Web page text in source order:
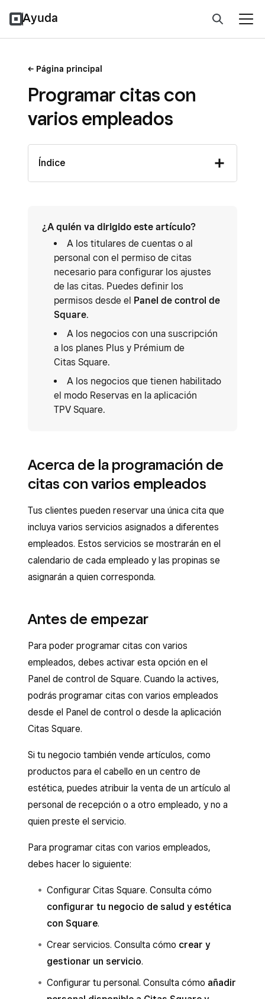
Ayuda
Página principal
Programar citas con
varios empleados
Índice
¿A quién va dirigido este artículo?
A los titulares de cuentas o al
personal con el permiso de citas
necesario para configurar los ajustes
de las citas. Puedes definir los
permisos desde el Panel de control de
Square.
A los negocios con una suscripción
a los planes Plus y Prémium de
Citas Square.
A los negocios que tienen habilitado
el modo Reservas en la aplicación
TPV Square.
Acerca de la programación de
citas con varios empleados
Tus clientes pueden reservar una única cita que
incluya varios servicios asignados a diferentes
empleados. Estos servicios se mostrarán en el
calendario de cada empleado y las propinas se
asignarán a quien corresponda.
Antes de empezar
Para poder programar citas con varios
empleados, debes activar esta opción en el
Panel de control de Square. Cuando la actives,
podrás programar citas con varios empleados
desde el Panel de control o desde la aplicación
Citas Square.
Si tu negocio también vende artículos, como
productos para el cabello en un centro de
estética, puedes atribuir la venta de un artículo al
personal de recepción o a otro empleado, y no a
quien preste el servicio.
Para programar citas con varios empleados,
debes hacer lo siguiente:
Configurar Citas Square. Consulta cómo
configurar tu negocio de salud y estética
con Square.
Crear servicios. Consulta cómo crear y
gestionar un servicio.
Configurar tu personal. Consulta cómo añadir